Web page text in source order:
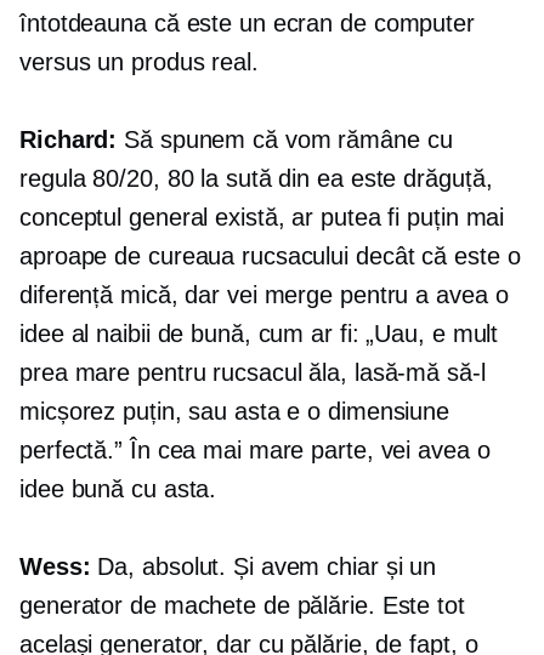
întotdeauna că este un ecran de computer
versus un produs real.
Richard: Să spunem că vom rămâne cu
regula 80/20, 80 la sută din ea este drăguță,
conceptul general există, ar putea fi puțin mai
aproape de cureaua rucsacului decât că este o
diferență mică, dar vei merge pentru a avea o
idee al naibii de bună, cum ar fi: „Uau, e mult
prea mare pentru rucsacul ăla, lasă-mă să-l
micșorez puțin, sau asta e o dimensiune
perfectă.” În cea mai mare parte, vei avea o
idee bună cu asta.
Wess: Da, absolut. Și avem chiar și un
generator de machete de pălărie. Este tot
același generator, dar cu pălărie, de fapt, o